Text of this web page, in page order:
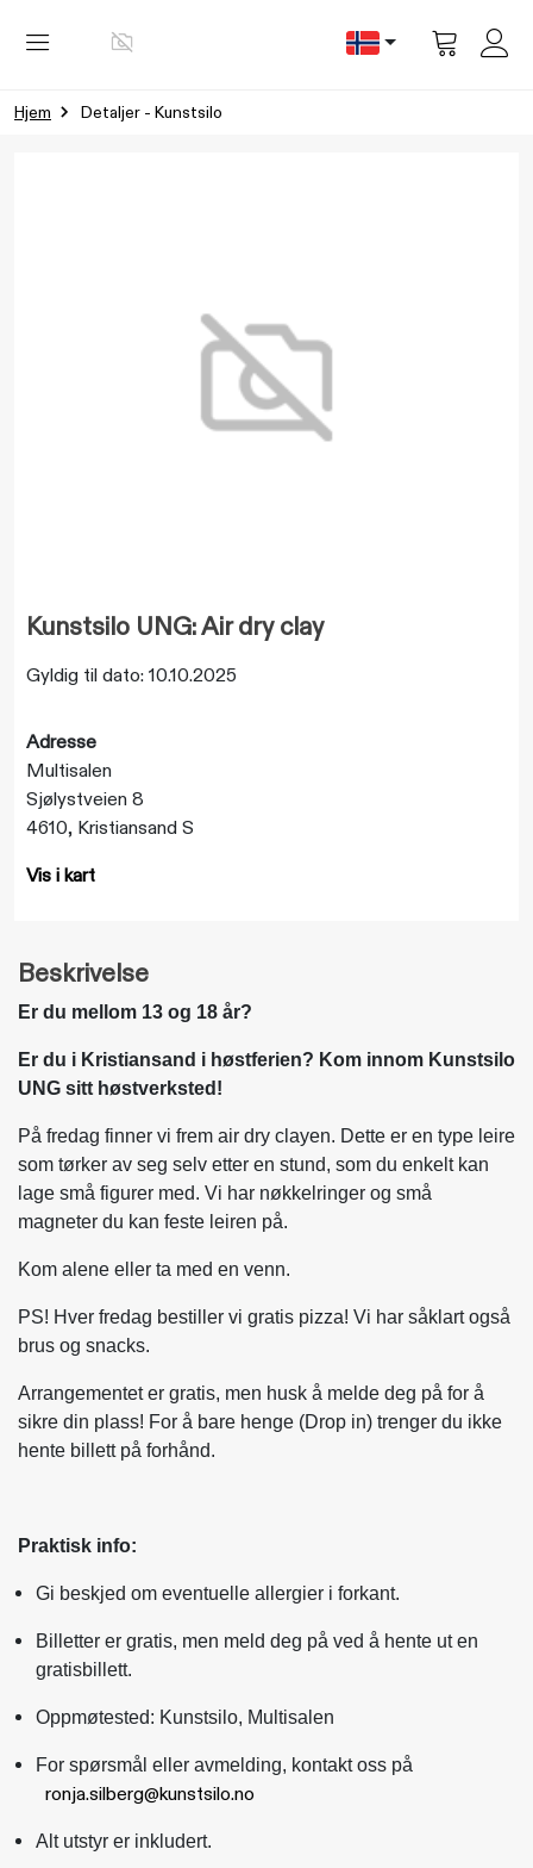
Hjem Detaljer - Kunstsilo
Kunstsilo UNG: Air dry clay
Gyldig til dato: 10.10.2025
Adresse
Multisalen
Sjølystveien 8
4610, Kristiansand S
Vis i kart
Beskrivelse
Er du mellom 13 og 18 år?
Er du i Kristiansand i høstferien? Kom innom Kunstsilo
UNG sitt høstverksted!
På fredag finner vi frem air dry clayen. Dette er en type leire
som tørker av seg selv etter en stund, som du enkelt kan
lage små figurer med. Vi har nøkkelringer og små
magneter du kan feste leiren på.
Kom alene eller ta med en venn.
PS! Hver fredag bestiller vi gratis pizza! Vi har såklart også
brus og snacks.
Arrangementet er gratis, men husk å melde deg på for å
sikre din plass! For å bare henge (Drop in) trenger du ikke
hente billett på forhånd.
Praktisk info:
Gi beskjed om eventuelle allergier i forkant.
Billetter er gratis, men meld deg på ved å hente ut en
gratisbillett.
Oppmøtested: Kunstsilo, Multisalen
For spørsmål eller avmelding, kontakt oss på
ronja.silberg@kunstsilo.no
Alt utstyr er inkludert.